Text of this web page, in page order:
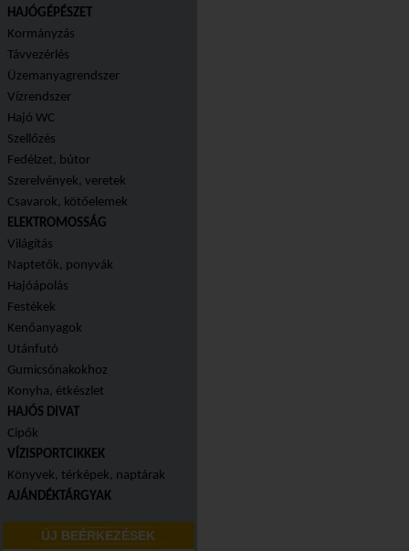
HAJÓGÉPÉSZET
Kormányzás
Távvezérlés
Üzemanyagrendszer
Vízrendszer
Hajó WC
Szellőzés
Fedélzet, bútor
Szerelvények, veretek
Csavarok, kötőelemek
ELEKTROMOSSÁG
Világítás
Naptetők, ponyvák
Hajóápolás
Festékek
Kenőanyagok
Utánfutó
Gumicsónakokhoz
Konyha, étkészlet
HAJÓS DIVAT
Cipők
VÍZISPORTCIKKEK
Könyvek, térképek, naptárak
AJÁNDÉKTÁRGYAK
ÚJ BEÉRKEZÉSEK